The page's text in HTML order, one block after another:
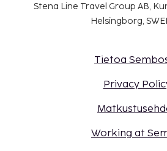
Stena Line Travel Group AB,
Helsingborg,
Tietoa
Privacy
Working at